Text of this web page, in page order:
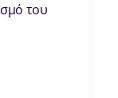
του